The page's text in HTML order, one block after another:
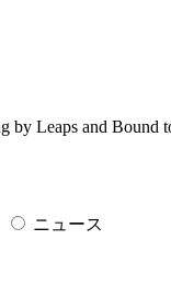
ニュース